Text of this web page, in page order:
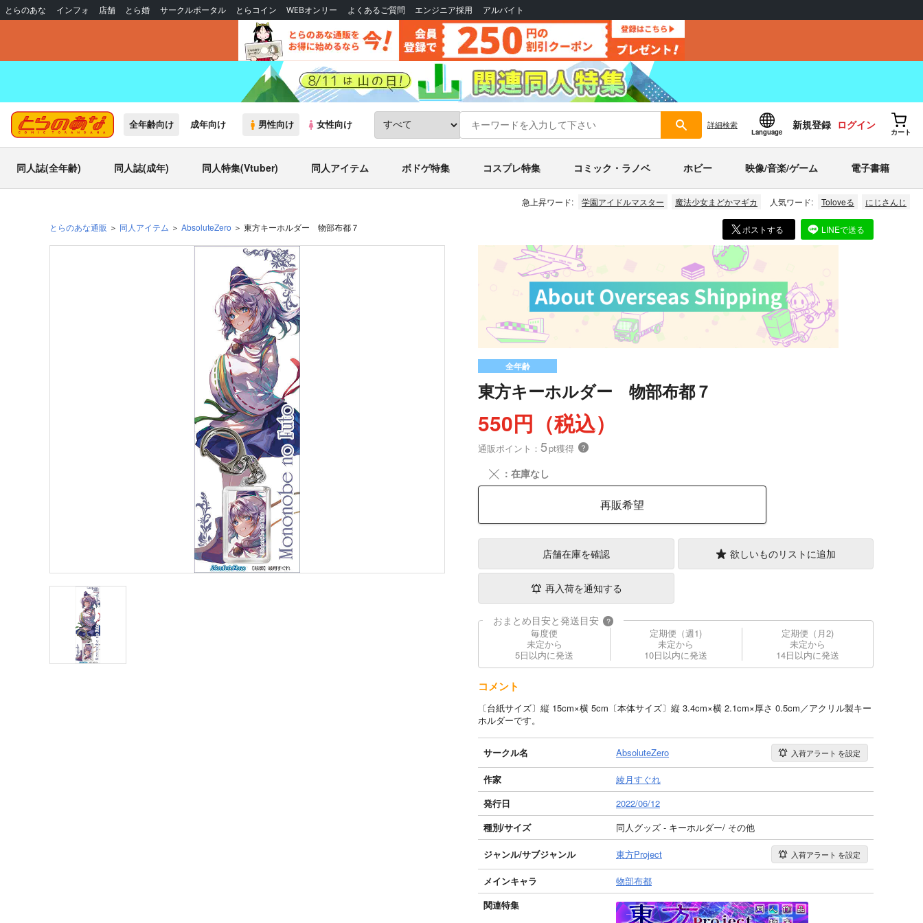
とらのあな インフォ 店舗 とら婚 サークルポータル とらコイン WEBオンリー よくあるご質問 エンジニア採用 アルバイト
全年齢向け 成年向け 男性向け 女性向け 詳細検索
Language
新規登録 ログイン
カート
同人誌(全年齢) 同人誌(成年) 同人特集(Vtuber) 同人アイテム ボドゲ特集 コスプレ特集 コミック・ラノベ ホビー 映像/音楽/ゲーム 電子書籍
急上昇ワード: 学園アイドルマスター 魔法少女まどかマギカ 人気ワード: Toloveる にじさんじ
とらのあな通販 同人アイテム AbsoluteZero 東方キーホルダー 物部布都７ ポストする LINEで送る
全年齢
東方キーホルダー 物部布都７
550円（税込）
通販ポイント： 5pt獲得 ？
╳ ：在庫なし
再販希望
店舗在庫を確認 欲しいものリストに追加
再入荷を通知する
おまとめ目安と発送目安 ?
毎度便
未定から
5日以内に発送
定期便（週1)
未定から
10日以内に発送
定期便（月2)
未定から
14日以内に発送
コメント
〔台紙サイズ〕縦 15cm×横 5cm〔本体サイズ〕縦 3.4cm×横 2.1cm×厚さ 0.5cm／アクリル製キー
ホルダーです。
サークル名 AbsoluteZero 入荷アラート を設定
作家
綾月すぐれ
発行日
2022/06/12
種別/サイズ
同人グッズ - キーホルダー/ その他
ジャンル/サブジャンル 東方Project 入荷アラート を設定
メインキャラ
物部布都
関連特集